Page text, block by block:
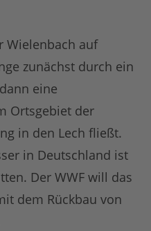
Wielenbach auf
zunächst durch ein
eine
Ortsgebiet der
in den Lech fließt.
in Deutschland ist
Der WWF will das
dem Rückbau von